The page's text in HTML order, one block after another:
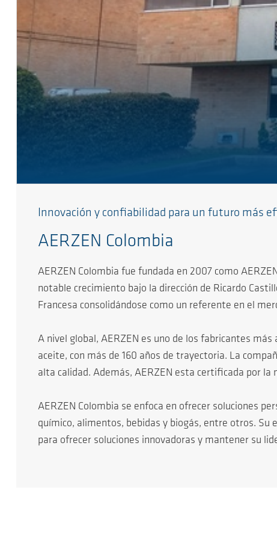
Innovación y confiabilidad para un futuro más
AERZEN Colombia
AERZEN Colombia fue fundada en 2007 como
notable crecimiento bajo la dirección de Ricardo
Francesa consolidándose como un referente en el
A nivel global, AERZEN es uno de los fabricantes
aceite, con más de 160 años de trayectoria. La
alta calidad. Además, AERZEN esta certificada por la
AERZEN Colombia se enfoca en ofrecer soluciones
químico, alimentos, bebidas y biogás, entre otros.
para ofrecer soluciones innovadoras y mantener su